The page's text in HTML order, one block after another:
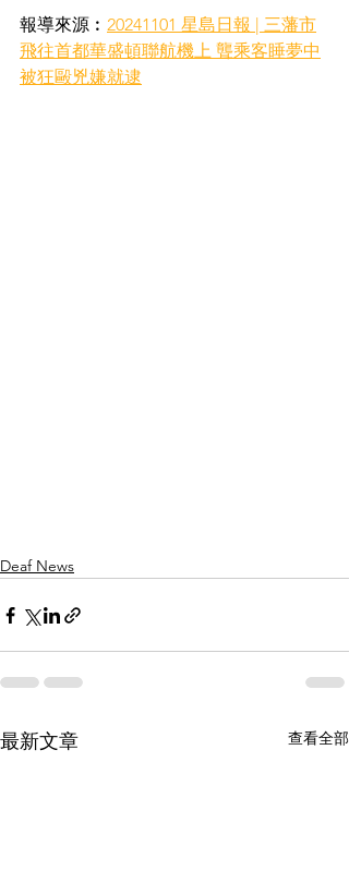
報導來源︰ 20241101 星島日報 | 三藩市
飛往首都華盛頓聯航機上 聾乘客睡夢中
被狂毆兇嫌就逮
Deaf News
最新文章 查看全部